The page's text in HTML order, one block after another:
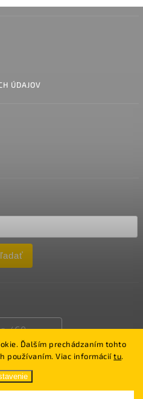
Ďalším prechádzaním tohto
používaním. Viac informáciítu.
ÚDAJOV
/€0
. Všetky práva vyhradené.
| Upravil Jakub Sásik